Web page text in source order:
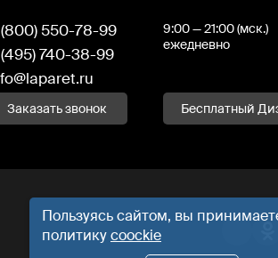
550-78-99
740-38-99
9:00 — 21:00 (мск.)
ежедневно
Заказать звонок Бесплатный
Пользуясь сайтом, вы
политикуcoockie